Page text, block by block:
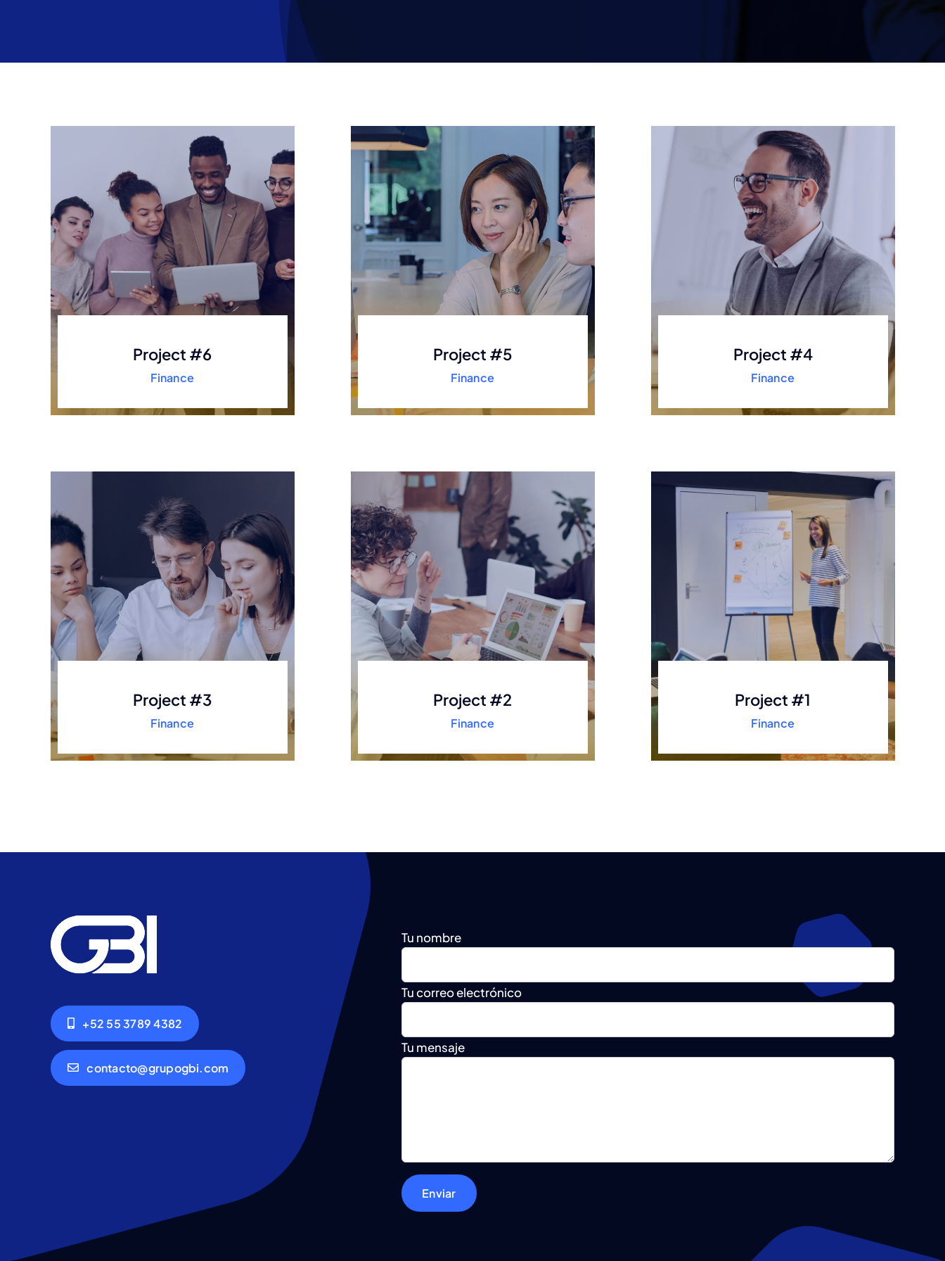
Project #6
Finance
Project #5
Finance
Project #4
Finance
Project #3
Finance
Project #2
Finance
Project #1
Finance
+52 55 3789 4382
contacto@grupogbi.com
Tu nombre
Tu correo electrónico
Tu mensaje